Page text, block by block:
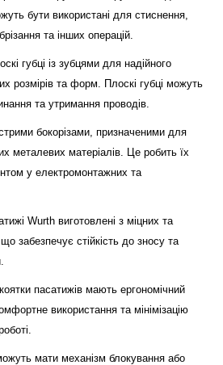
бути використані для стиснення,
та інших операцій.
губці із зубцями для надійного
розмірів та форм. Плоскі губці можуть
та утримання проводів.
бокорізами, призначеними для
металевих матеріалів. Це робить їх
у електромонтажних та
Wurth виготовлені з міцних та
забезпечує стійкість до зносу та
пасатижів мають ергономічний
використання та мінімізацію
мати механізм блокування або